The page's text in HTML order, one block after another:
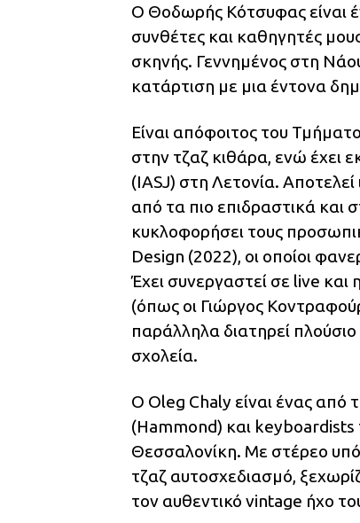
Ο Θοδωρής Κότσυφας είναι
συνθέτες και καθηγητές
σκηνής. Γεννημένος στη
κατάρτιση με μια έντονα
Είναι απόφοιτος του
στην τζαζ κιθάρα, ενώ έχει
(IASJ) στη Λετονία.
από τα πιο επιδραστικά και
κυκλοφορήσει τους
Design (2022), οι οποίοι
Έχει συνεργαστεί σε live και
(όπως οι Γιώργος
παράλληλα διατηρεί
σχολεία.
Ο Oleg Chaly είναι ένας από
(Hammond) και keyboardists
Θεσσαλονίκη. Με στέρεο
τζαζ αυτοσχεδιασμό,
τον αυθεντικό vintage ήχο